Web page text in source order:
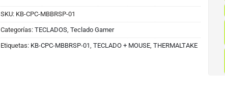
SKU: KB-CPC-MBBRSP-01
Categorías:TECLADOS,Teclado Gamer
Etiquetas: KB-CPC-MBBRSP-01,TECLADO + MOUSE,THERMALTAKE